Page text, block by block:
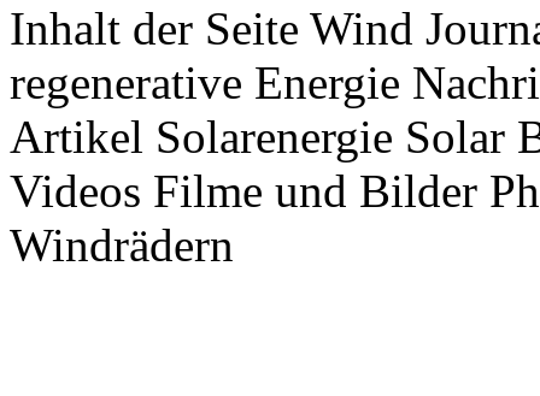
Inhalt der Seite Wind
regenerative Energie
Artikel Solarenergie Solar
Videos Filme und Bilder
Windrädern